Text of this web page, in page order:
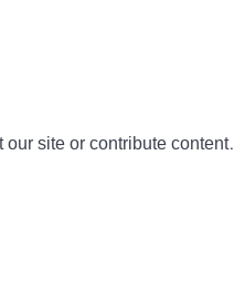
site or contribute content.